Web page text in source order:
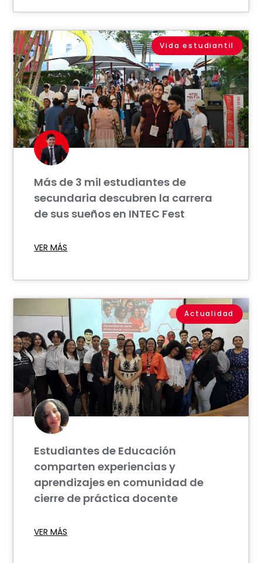
Vida estudiantil
Más de 3 mil estudiantes de
secundaria descubren la carrera
de sus sueños en INTEC Fest
VER MÁS
Actualidad
Estudiantes de Educación
comparten experiencias y
aprendizajes en comunidad de
cierre de práctica docente
VER MÁS